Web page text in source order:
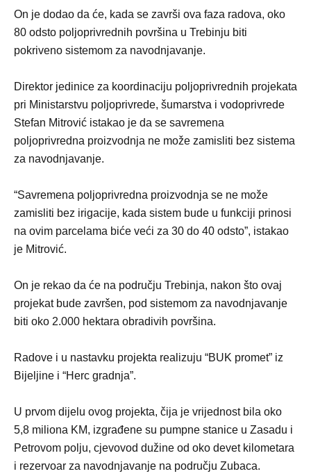
On je dodao da će, kada se završi ova faza radova, oko
80 odsto poljoprivrednih površina u Trebinju biti
pokriveno sistemom za navodnjavanje.
Direktor jedinice za koordinaciju poljoprivrednih projekata
pri Ministarstvu poljoprivrede, šumarstva i vodoprivrede
Stefan Mitrović istakao je da se savremena
poljoprivredna proizvodnja ne može zamisliti bez sistema
za navodnjavanje.
“Savremena poljoprivredna proizvodnja se ne može
zamisliti bez irigacije, kada sistem bude u funkciji prinosi
na ovim parcelama biće veći za 30 do 40 odsto”, istakao
je Mitrović.
On je rekao da će na području Trebinja, nakon što ovaj
projekat bude završen, pod sistemom za navodnjavanje
biti oko 2.000 hektara obradivih površina.
Radove i u nastavku projekta realizuju “BUK promet” iz
Bijeljine i “Herc gradnja”.
U prvom dijelu ovog projekta, čija je vrijednost bila oko
5,8 miliona KM, izgrađene su pumpne stanice u Zasadu i
Petrovom polju, cjevovod dužine od oko devet kilometara
i rezervoar za navodnjavanje na području Zubaca.